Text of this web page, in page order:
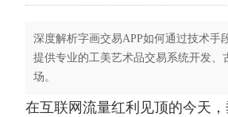
深度解析字画交易APP如何通过技术
提供专业的工美艺术品交易系统开发
场。
在互联网流量红利见顶的今天